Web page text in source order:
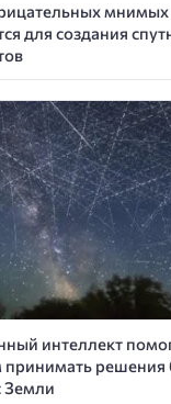
мнимых
для создания
интеллект
принимать решения
Земли